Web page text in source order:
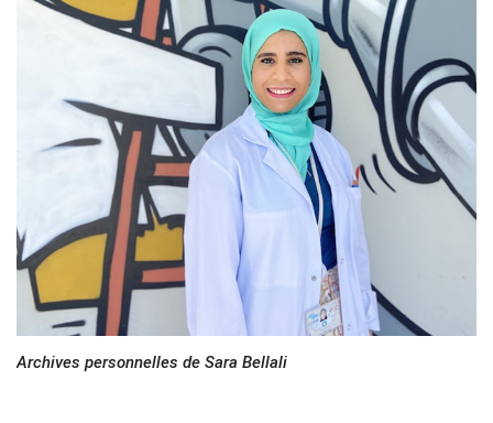
Archives personnelles de Sara Bellali